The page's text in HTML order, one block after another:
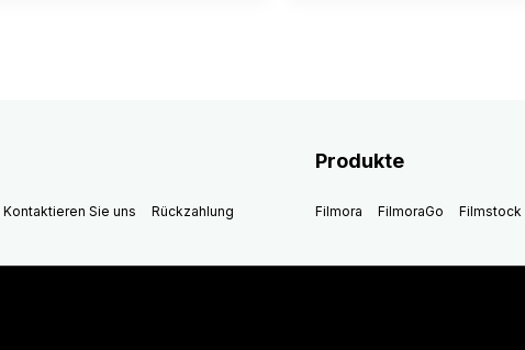
Kontaktieren Sie uns Rückzahlung
Produkte
Filmora FilmoraGo Filmstock